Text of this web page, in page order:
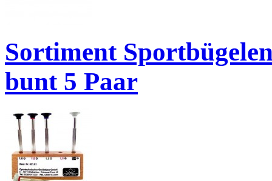
Sortiment
bunt 5 Paar